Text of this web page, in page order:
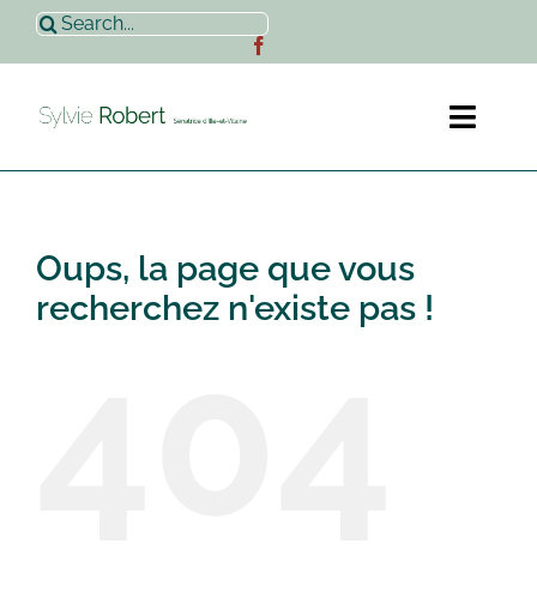
Passer
contenu
Rechercher:
Sylvie Robert
Oups, la page que vous
recherchez n'existe pas !